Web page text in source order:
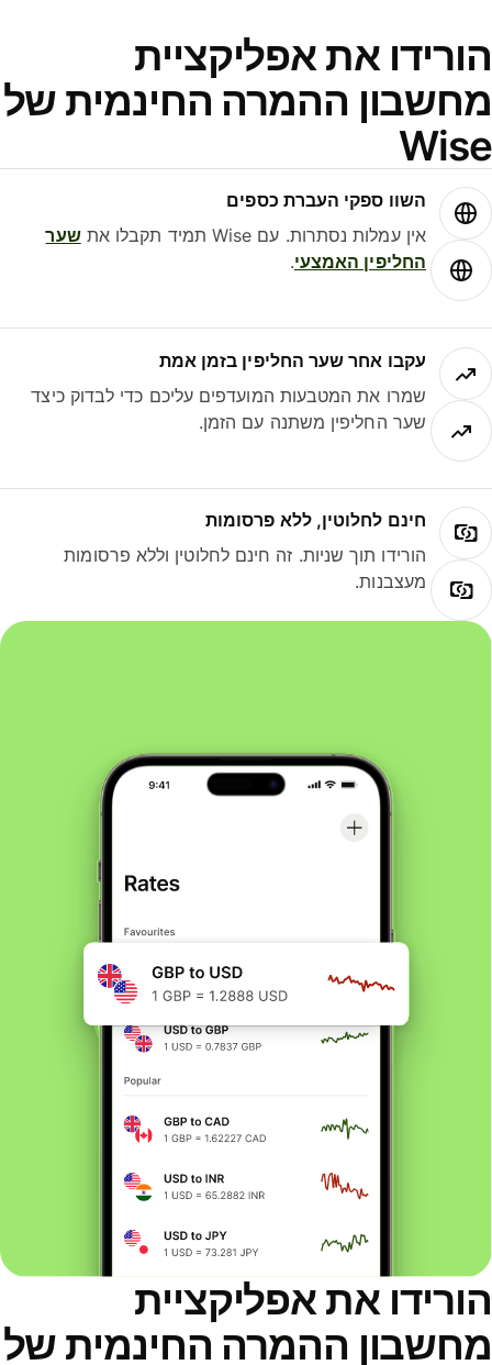
את אפליקציית
ההמרה החינמית של
השוו ספקי העברת כספים
אין עמלות נסתרות. עם Wise תמיד תקבלו את
שער
החליפין האמצעי.
עקבו אחר שער החליפין בזמן אמת
שמרו את המטבעות המועדפים עליכם כדי לבדוק כיצד
שער החליפין משתנה עם הזמן.
חינם לחלוטין, ללא פרסומות
הורידו תוך שניות. זה חינם לחלוטין וללא פרסומות
מעצבנות.
את אפליקציית
ההמרה החינמית של